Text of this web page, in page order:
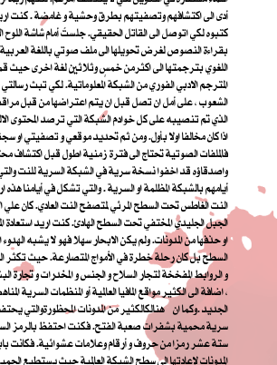
أدى الى اكتشافهم وتصفيتهم بطرق وحشية و غامضة . كنت
كتبوه لكي اتوصل الى القاتل الحقيقي. جلستُ أمام شاشة اللوح
بقراءة النصوص لغرض تحويلها الى ملف صوتي باللغة
اللغوي بترجمتها الى اكثرمن خمسٍ وثلاثين لغة اخرى
المترجم الادبي الفوري من الشبكة المعلوماتية. لكي تبث
الشعوب ، على أمل ان تصل قبل ان يتم اعتراضها من قبل
الذي تم تنصيبه على كل خوادم الشبكة التي ترصد المحتوى
اذا كان مخالفا اولا بأول. ومن ثم تحديد موقعي و تصفيتي او
فالملفات الصوتية تحتاج الى فترة زمنية اطول قبل اكتشاف
واصدقاؤه قد اخفوا نسخة سرية في الشبكة السرية للنت
أيامهم بالشبكة المظلمة او السرية . والتي تشكل في أيامنا
النت الغاطس تحت السطح المرئي لمتصفح النت العادي. كان علي
الجبل الجليدي المختفي تحت السطح الهادئ. كنت اريد استعادة
او حذفها من المدونات. ولم يكن الابحار سهلا فهو لا يشبه
السطح بل كان رحلة خطرة في الأمواج المتصارعة. حيث تكثر
و الروابط المفخخة لتجار السلاح و الجنس و المخدرات و تجارة
، اضافة الى الكثير مواقع المافيا العالمية أو المنظمات السرية
الجديد .وكما ان هنالكالكثير من المدونات المحظورةوالتي
سرية محمية بشفرات صعبة الفتح. فكنت احتفظ بالرمز
ستة عشر رمزا من حروف و أرقام وعلامات عشوائية. فكانت